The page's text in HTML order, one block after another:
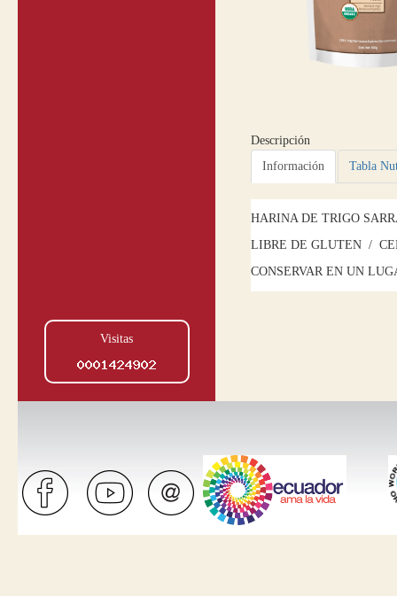
Descripción
Información
Tabla
HARINA DE TRIGO
LIBRE DE GLUTEN /
CONSERVAR EN UN
Visitas